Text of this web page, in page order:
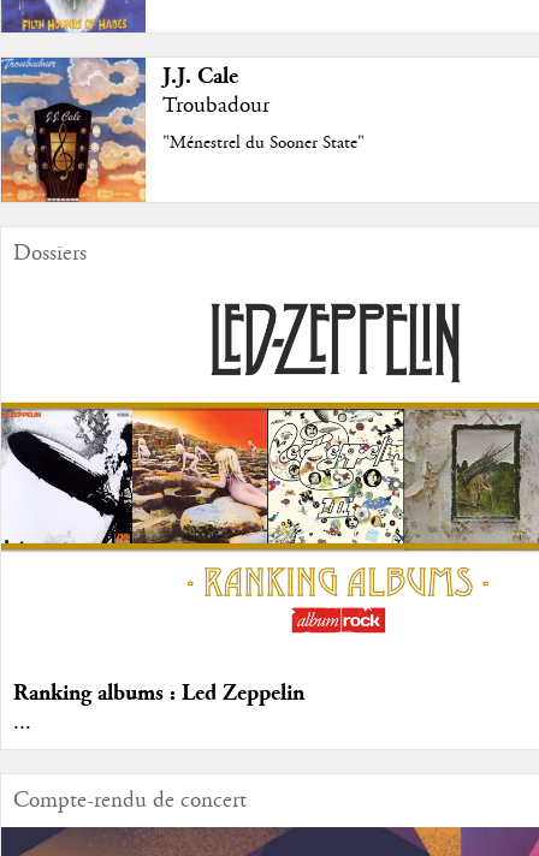
J.J. Cale
Troubadour
"Ménestrel du Sooner State"
Dossiers
Ranking albums : Led Zeppelin
...
Compte-rendu de concert